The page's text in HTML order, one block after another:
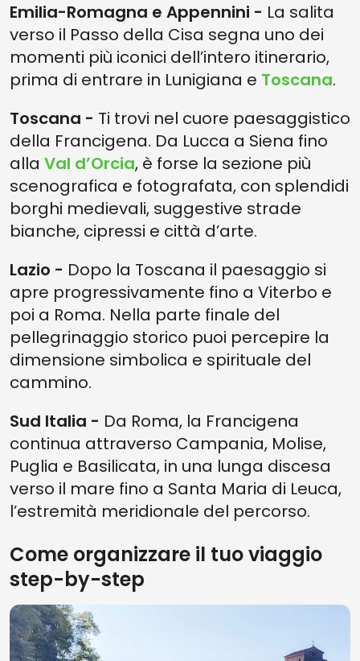
Emilia-Romagna e Appennini - La salita
verso il Passo della Cisa segna uno dei
momenti più iconici dell’intero itinerario,
prima di entrare in Lunigiana e Toscana.
Toscana - Ti trovi nel cuore paesaggistico
della Francigena. Da Lucca a Siena fino
alla Val d’Orcia, è forse la sezione più
scenografica e fotografata, con splendidi
borghi medievali, suggestive strade
bianche, cipressi e città d’arte.
Lazio - Dopo la Toscana il paesaggio si
apre progressivamente fino a Viterbo e
poi a Roma. Nella parte finale del
pellegrinaggio storico puoi percepire la
dimensione simbolica e spirituale del
cammino.
Sud Italia - Da Roma, la Francigena
continua attraverso Campania, Molise,
Puglia e Basilicata, in una lunga discesa
verso il mare fino a Santa Maria di Leuca,
l’estremità meridionale del percorso.
Come organizzare il tuo viaggio
step-by-step